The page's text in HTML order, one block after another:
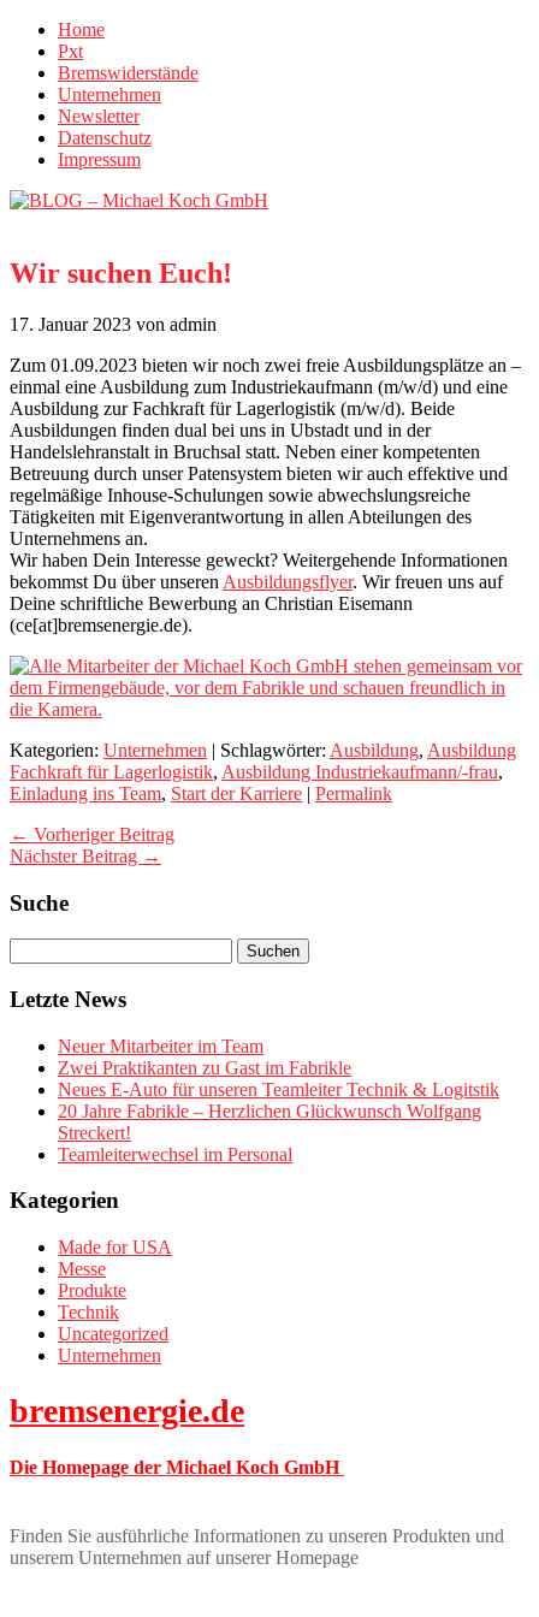
Home
Pxt
Bremswiderstände
Unternehmen
Newsletter
Datenschutz
Impressum
Wir suchen Euch!
17. Januar 2023 von admin
Zum 01.09.2023 bieten wir noch zwei freie Ausbildungsplätze an –
einmal eine Ausbildung zum Industriekaufmann (m/w/d) und eine
Ausbildung zur Fachkraft für Lagerlogistik (m/w/d). Beide
Ausbildungen finden dual bei uns in Ubstadt und in der
Handelslehranstalt in Bruchsal statt. Neben einer kompetenten
Betreuung durch unser Patensystem bieten wir auch effektive und
regelmäßige Inhouse-Schulungen sowie abwechslungsreiche
Tätigkeiten mit Eigenverantwortung in allen Abteilungen des
Unternehmens an.
Wir haben Dein Interesse geweckt? Weitergehende Informationen
bekommst Du über unseren Ausbildungsflyer. Wir freuen uns auf
Deine schriftliche Bewerbung an Christian Eisemann
(ce[at]bremsenergie.de).
Kategorien: Unternehmen | Schlagwörter: Ausbildung, Ausbildung
Fachkraft für Lagerlogistik, Ausbildung Industriekaufmann/-frau,
Einladung ins Team, Start der Karriere | Permalink
← Vorheriger Beitrag
Nächster Beitrag →
Suche
Letzte News
Neuer Mitarbeiter im Team
Zwei Praktikanten zu Gast im Fabrikle
Neues E-Auto für unseren Teamleiter Technik & Logitstik
20 Jahre Fabrikle – Herzlichen Glückwunsch Wolfgang
Streckert!
Teamleiterwechsel im Personal
Kategorien
Made for USA
Messe
Produkte
Technik
Uncategorized
Unternehmen
bremsenergie.de
Die Homepage der Michael Koch GmbH
Finden Sie ausführliche Informationen zu unseren Produkten und
unserem Unternehmen auf unserer Homepage